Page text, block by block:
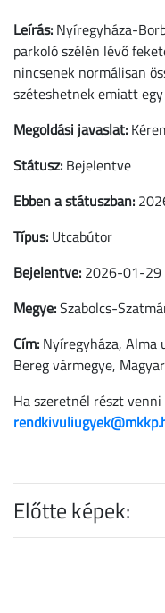
Leírás: Nyíregyháza-
parkoló szélén lévő
nincsenek normálisan
széteshetnek emiatt
Megoldási javaslat:
Státusz: Bejelentve
Ebben a státuszban:
Típus: Utcabútor
Bejelentve: 2026-01-29
Megye:Szabolcs-
Cím: Nyíregyháza, Alma
Bereg vármegye,
Ha szeretnél részt
Előtte képek: